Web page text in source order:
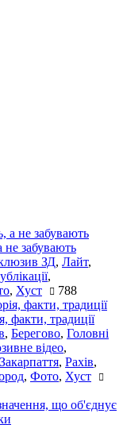
не забувають
ЗД, Лайт,
,
, Хуст 788
факти, традиції
, Берегово, Головні
відео,
, Рахів,
, Фото, Хуст